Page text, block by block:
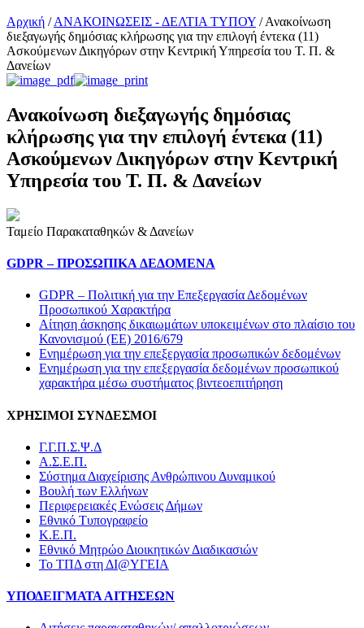
Αρχική /ΑΝΑΚΟΙΝΩΣΕΙΣ - ΔΕΛΤΙΑ ΤΥΠΟΥ /Ανακοίνωση
διεξαγωγής δημόσιας κλήρωσης για την επιλογή έντεκα (11)
Ασκούμενων Δικηγόρων στην Κεντρική Υπηρεσία του Τ. Π. &
Δανείων
Ανακοίνωση διεξαγωγής δημόσιας
κλήρωσης για την επιλογή έντεκα (11)
Ασκούμενων Δικηγόρων στην Κεντρική
Υπηρεσία του Τ. Π. & Δανείων
Ταμείο Παρακαταθηκών & Δανείων
GDPR – ΠΡΟΣΩΠΙΚA ΔΕΔΟΜEΝΑ
GDPR – Πολιτική για την Επεξεργασία Δεδομένων
Προσωπικού Χαρακτήρα
Αίτηση άσκησης δικαιωμάτων υποκειμένων στο πλαίσιο του
Κανονισμού (ΕΕ) 2016/679
Ενημέρωση για την επεξεργασία προσωπικών δεδομένων
Ενημέρωση για την επεξεργασία δεδομένων προσωπικού
χαρακτήρα μέσω συστήματος βιντεοεπιτήρηση
ΧΡΗΣΙΜΟΙ ΣΥΝΔΕΣΜΟΙ
Γ.Γ.Π.Σ.Ψ.Δ
Α.Σ.Ε.Π.
Σύστημα Διαχείρισης Ανθρώπινου Δυναμικού
Βουλή των Ελλήνων
Περιφερειακές Ενώσεις Δήμων
Εθνικό Τυπογραφείο
Κ.Ε.Π.
Εθνικό Μητρώο Διοικητικών Διαδικασιών
Το ΤΠΔ στη ΔΙ@ΥΓΕΙΑ
ΥΠΟΔΕΙΓΜΑΤΑ ΑΙΤΗΣΕΩΝ